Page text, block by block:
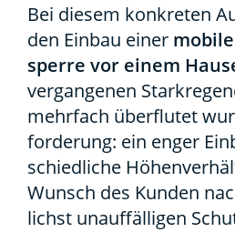
Bei die­sem kon­kre­ten
den Ein­bau einer
sper­re vor einem
ver­gan­ge­nen
mehr­fach über­flu­tet
for­de­rung: ein enger
schied­li­che
Wunsch des Kun­den
lichst unauf­fäl­li­gen